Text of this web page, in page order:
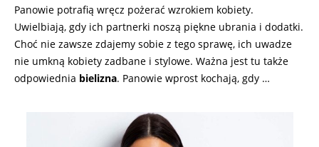
Panowie potrafią wręcz pożerać wzrokiem kobiety.
Uwielbiają, gdy ich partnerki noszą piękne ubrania i dodatki.
Choć nie zawsze zdajemy sobie z tego sprawę, ich uwadze
nie umkną kobiety zadbane i stylowe. Ważna jest tu także
odpowiednia bielizna. Panowie wprost kochają, gdy …